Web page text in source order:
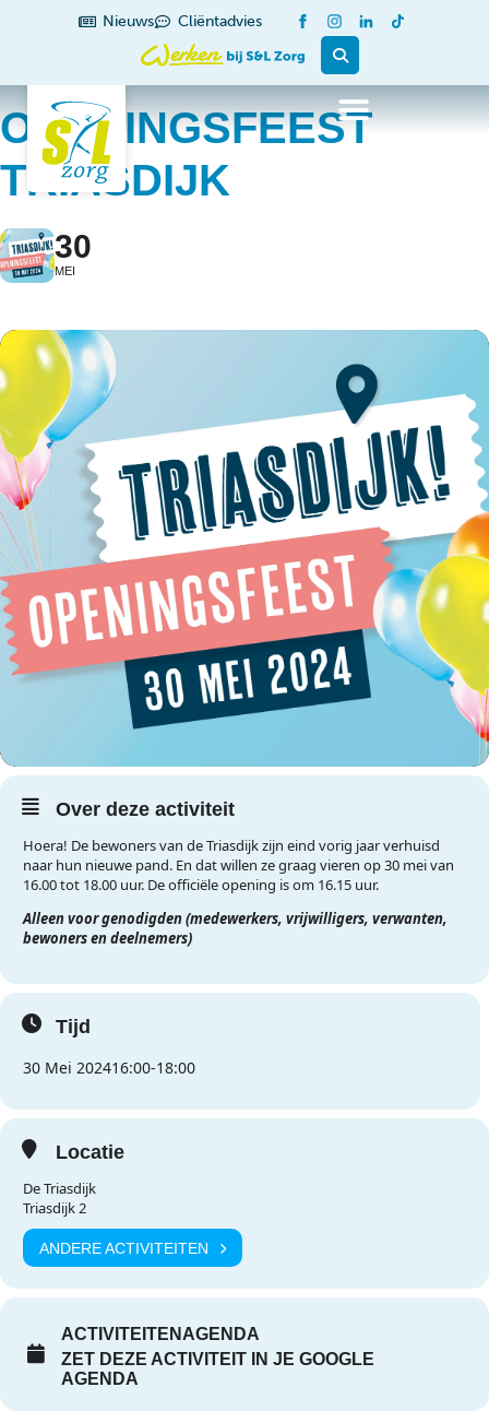
Nieuws Cliëntadvies
OPENINGSFEEST
TRIASDIJK
30
MEI
Over deze activiteit
Hoera! De bewoners van de Triasdijk zijn eind vorig jaar verhuisd
naar hun nieuwe pand. En dat willen ze graag vieren op 30 mei van
16.00 tot 18.00 uur. De officiële opening is om 16.15 uur.
Alleen voor genodigden (medewerkers, vrijwilligers, verwanten,
bewoners en deelnemers)
Tijd
30 Mei 202416:00-18:00
Locatie
De Triasdijk
Triasdijk 2
ANDERE ACTIVITEITEN
ACTIVITEITENAGENDA
ZET DEZE ACTIVITEIT IN JE GOOGLE
AGENDA